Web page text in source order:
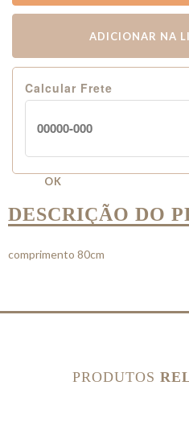
ADICIONAR NA
Calcular Frete
OK
DESCRIÇÃO DO
comprimento 80cm
PRODUTOS